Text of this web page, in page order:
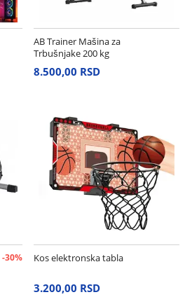
AB Trainer Mašina za
Trbušnjake 200 kg
8.500,00 RSD
-30% Kos elektronska tabla
3.200,00 RSD